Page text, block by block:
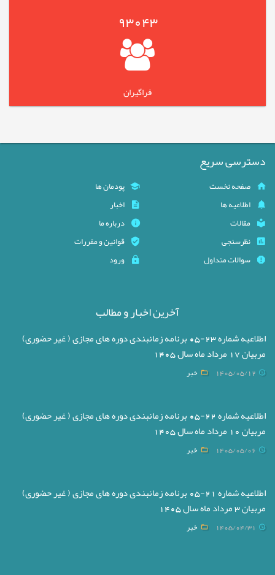
93043
فراگیران
دسترسی سریع
صفحه نخست
پودمان ها
اطلاعیه ها
اخبار
مقالات
درباره ما
نظرسنجی
قوانین و مقررات
سوالات متداول
ورود
آخرین اخبار و مطالب
اطلاعیه شماره 23-05 برنامه زمانبندی دوره های مجازی ( غیر حضوری)
مربیان 17 مرداد ماه سال 1405
1405/05/12 خبر
اطلاعیه شماره 22-05 برنامه زمانبندی دوره های مجازی ( غیر حضوری)
مربیان 10 مرداد ماه سال 1405
1405/05/06 خبر
اطلاعیه شماره 21-05 برنامه زمانبندی دوره های مجازی ( غیر حضوری)
مربیان 3 مرداد ماه سال 1405
1405/04/31 خبر